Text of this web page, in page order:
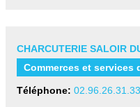
CHARCUTERIE SALOIR
Commerces et services
Téléphone: 02.96.26.31.33